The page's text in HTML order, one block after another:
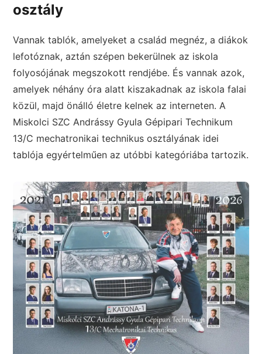
osztály
Vannak tablók, amelyeket a család megnéz, a diákok
lefotóznak, aztán szépen bekerülnek az iskola
folyosójának megszokott rendjébe. És vannak azok,
amelyek néhány óra alatt kiszakadnak az iskola falai
közül, majd önálló életre kelnek az interneten. A
Miskolci SZC Andrássy Gyula Gépipari Technikum
13/C mechatronikai technikus osztályának idei
tablója egyértelműen az utóbbi kategóriába tartozik.